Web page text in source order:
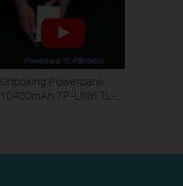
Unboxing Powerbank
10400mAh TP-LINK TL-